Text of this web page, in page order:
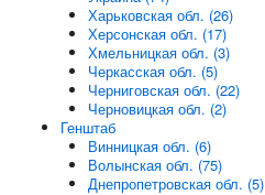
Харьковская обл. (26)
Херсонская обл. (17)
Хмельницкая обл. (3)
Черкасская обл. (5)
Черниговская обл. (22)
Черновицкая обл. (2)
Генштаб
Винницкая обл. (6)
Волынская обл. (75)
Днепропетровская обл. (5)